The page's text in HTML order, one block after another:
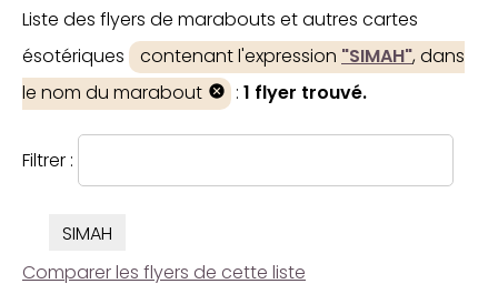
Liste des flyers de marabouts et autres cartes
ésotériques
contenant l'expression "SIMAH", dans
le nom du marabout
: 1 flyer trouvé.
Filtrer :
SIMAH
Comparer les flyers de cette liste